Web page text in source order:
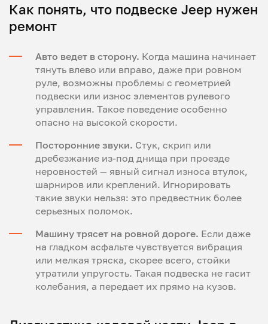
Как понять, что подвеске Jeep нужен
ремонт
Авто ведет в сторону. Когда машина начинает
тянуть влево или вправо, даже при ровном
руле, возможны проблемы с геометрией
подвески или износ элементов рулевого
управления. Такое поведение особенно
опасно на высокой скорости.
Посторонние звуки. Стук, скрип или
дребезжание из-под днища при проезде
неровностей — явный сигнал износа втулок,
шарниров или креплений. Игнорировать
такие звуки нельзя: это предвестник более
серьезных поломок.
Машину трясет на ровной дороге. Если даже
на гладком асфальте чувствуется вибрация
или мелкая тряска, скорее всего, стойки
утратили упругость. Такая подвеска не гасит
колебания, а передает их прямо на кузов.